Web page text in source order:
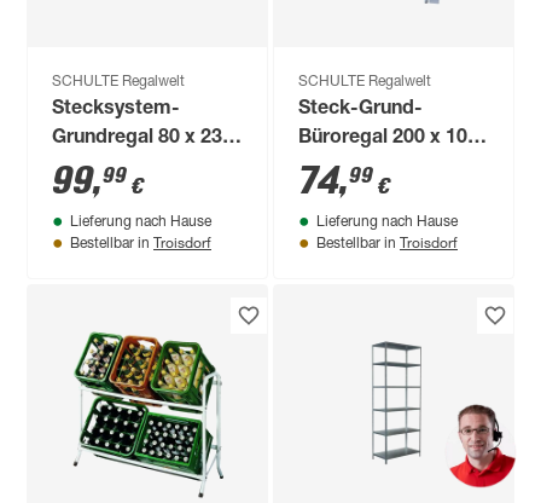
SCHULTE Regalwelt
Stecksystem-
Grundregal 80 x 230
x 35 cm
99,99 €
Lieferung nach Hause
Bestellbar in Troisdorf
SCHULTE Regalwelt
Steck-Grund-
Büroregal 200 x 100
x 30 cm, 6 Böden,
weiß, Tragkraft 390
kg
74,99 €
Lieferung nach Hause
Bestellbar in Troisdorf